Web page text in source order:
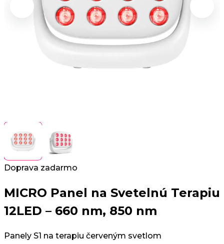
Doprava zadarmo
MICRO Panel na Svetelnú Terapiu
12LED – 660 nm, 850 nm
Panely S1 na terapiu červeným svetlom